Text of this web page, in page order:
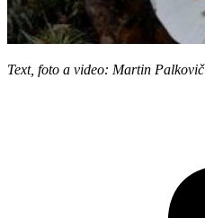
Text, foto a video: Martin Palkovič